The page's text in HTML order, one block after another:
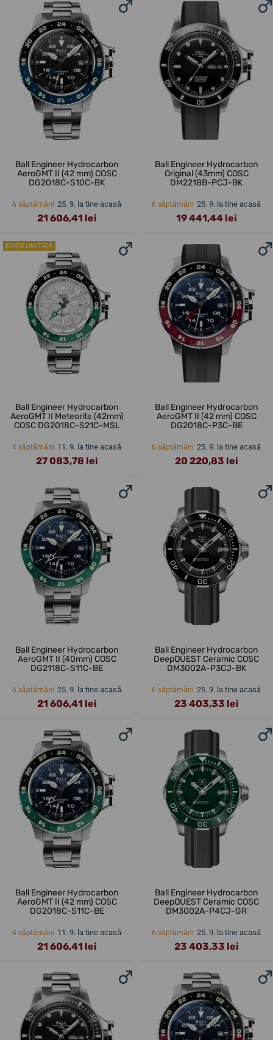
Ball Engineer Hydrocarbon
AeroGMT II (42 mm) COSC
DG2018C-S10C-BK
6 săptămâni 25. 9. la tine acasă
21 606,41 lei
Ball Engineer Hydrocarbon
Original (43mm) COSC
DM2218B-PCJ-BK
6 săptămâni 25. 9. la tine acasă
19 441,44 lei
EDIȚIE LIMITATĂ
Ball Engineer Hydrocarbon
AeroGMT II Meteorite (42mm)
COSC DG2018C-S21C-MSL
4 săptămâni 11. 9. la tine acasă
27 083,78 lei
Ball Engineer Hydrocarbon
AeroGMT II (42 mm) COSC
DG2018C-P3C-BE
6 săptămâni 25. 9. la tine acasă
20 220,83 lei
Ball Engineer Hydrocarbon
AeroGMT II (40mm) COSC
DG2118C-S11C-BE
6 săptămâni 25. 9. la tine acasă
21 606,41 lei
Ball Engineer Hydrocarbon
DeepQUEST Ceramic COSC
DM3002A-P3CJ-BK
6 săptămâni 25. 9. la tine acasă
23 403,33 lei
Ball Engineer Hydrocarbon
AeroGMT II (42 mm) COSC
DG2018C-S11C-BE
4 săptămâni 11. 9. la tine acasă
21 606,41 lei
Ball Engineer Hydrocarbon
DeepQUEST Ceramic COSC
DM3002A-P4CJ-GR
6 săptămâni 25. 9. la tine acasă
23 403,33 lei